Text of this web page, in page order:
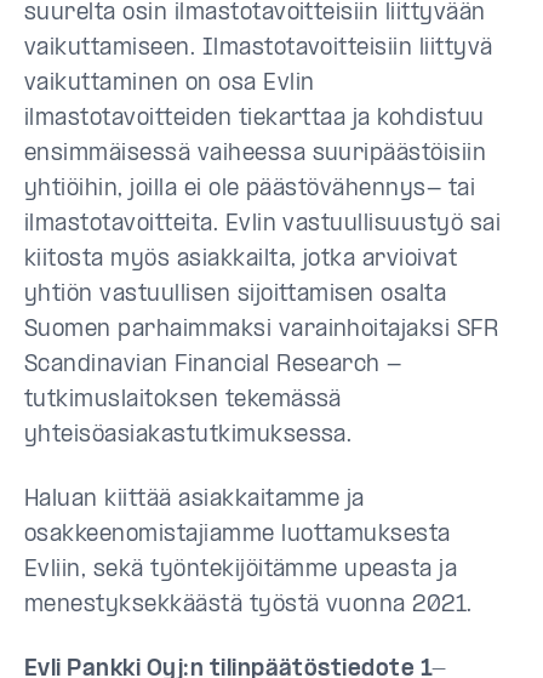
suurelta osin ilmastotavoitteisiin liittyvään
vaikuttamiseen. Ilmastotavoitteisiin liittyvä
vaikuttaminen on osa Evlin
ilmastotavoitteiden tiekarttaa ja kohdistuu
ensimmäisessä vaiheessa suuripäästöisiin
yhtiöihin, joilla ei ole päästövähennys- tai
ilmastotavoitteita. Evlin vastuullisuustyö sai
kiitosta myös asiakkailta, jotka arvioivat
yhtiön vastuullisen sijoittamisen osalta
Suomen parhaimmaksi varainhoitajaksi SFR
Scandinavian Financial Research -
tutkimuslaitoksen tekemässä
yhteisöasiakastutkimuksessa.
Haluan kiittää asiakkaitamme ja
osakkeenomistajiamme luottamuksesta
Evliin, sekä työntekijöitämme upeasta ja
menestyksekkäästä työstä vuonna 2021.
Evli Pankki Oyj:n tilinpäätöstiedote 1-